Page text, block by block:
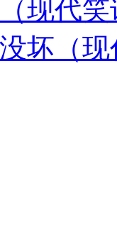
现代
坏（